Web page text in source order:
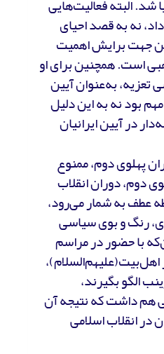
شد. البته فعالیت‌هایی
نه به قصد احیای
جهت برایش اهمیت
است. همچنین برای او
به‌عنوان آیین
بود نه به این دلیل
در آیین ایرانیان
پهلوی دوم، ممنوع
دوم، دوران انقلاب
عطف به شمار می‌رود،
رنگ و بوی سیاسی
با حضور در مراسم
الگو بگیرند،
داشت که نتیجه آن
در انقلاب اسلامی